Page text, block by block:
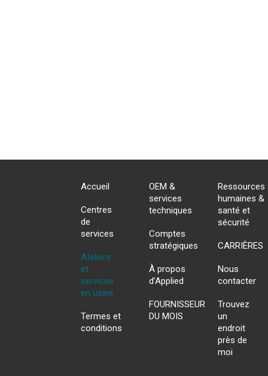
Accueil
Centres
de
services
Ateliers
et
services
en usine
Termes et
conditions
OEM &
services
techniques
Comptes
stratégiques
À propos
d’Applied
FOURNISSEUR
DU MOIS
Ressources
humaines &
santé et
sécurité
CARRIÈRES
Nous
contacter
Trouvez
un
endroit
près de
moi